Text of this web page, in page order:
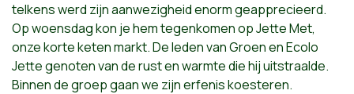
telkens werd zijn aanwezigheid enorm geapprecieerd.
Op woensdag kon je hem tegenkomen op Jette Met,
onze korte keten markt. De leden van Groen en Ecolo
Jette genoten van de rust en warmte die hij uitstraalde.
Binnen de groep gaan we zijn erfenis koesteren.